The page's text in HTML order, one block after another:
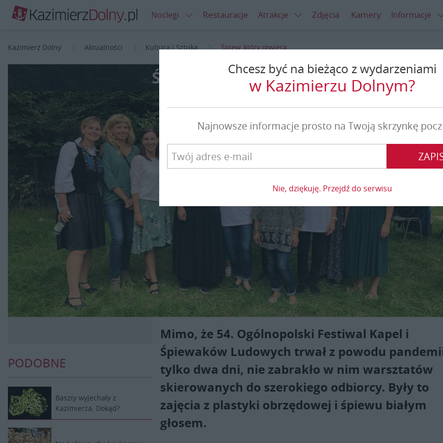
Noclegi Restauracje Atrakcje Zdjęcia Kamery Informacje
Kazimierz Dolny Aktualności Kultura i Sztuka Śpiew, który otwiera
Śpiew, który otwiera
PODOBNE
Baszty wyjechały z
Kazimierza. Dokąd?
Mimo, że 54. Ogólnopolski Festiwal Kapel i
Śpiewaków Ludowych trwał z powodu
tylko dwa dni, nie zabrakło w nim warsztatów
skierowanych do szerokiego odbiorcy. Były to
zajęcia z plastyki obrzędowej i śpiewu białym
głosem.
Chcesz być na bieżąco z wydarzeniami
w Kazimierzu Dolnym?
Najnowsze informacje prosto na Twoją skrzynkę
Nie, dziękuję. Przejdź do serwisu